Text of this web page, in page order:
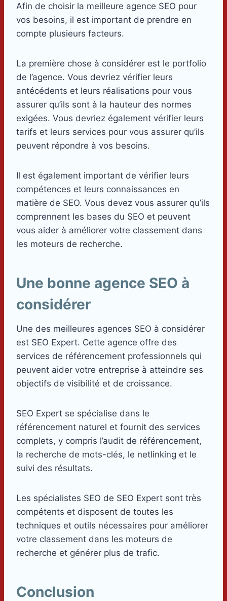
Afin de choisir la meilleure agence SEO pour
vos besoins, il est important de prendre en
compte plusieurs facteurs.
La première chose à considérer est le portfolio
de l’agence. Vous devriez vérifier leurs
antécédents et leurs réalisations pour vous
assurer qu’ils sont à la hauteur des normes
exigées. Vous devriez également vérifier leurs
tarifs et leurs services pour vous assurer qu’ils
peuvent répondre à vos besoins.
Il est également important de vérifier leurs
compétences et leurs connaissances en
matière de SEO. Vous devez vous assurer qu’ils
comprennent les bases du SEO et peuvent
vous aider à améliorer votre classement dans
les moteurs de recherche.
Une bonne agence SEO à
considérer
Une des meilleures agences SEO à considérer
est SEO Expert. Cette agence offre des
services de référencement professionnels qui
peuvent aider votre entreprise à atteindre ses
objectifs de visibilité et de croissance.
SEO Expert se spécialise dans le
référencement naturel et fournit des services
complets, y compris l’audit de référencement,
la recherche de mots-clés, le netlinking et le
suivi des résultats.
Les spécialistes SEO de SEO Expert sont très
compétents et disposent de toutes les
techniques et outils nécessaires pour améliorer
votre classement dans les moteurs de
recherche et générer plus de trafic.
Conclusion